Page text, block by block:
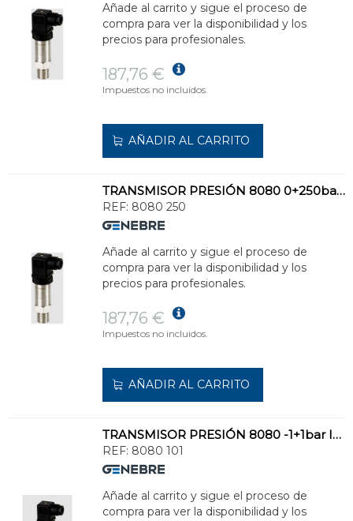
Añade al carrito y sigue el proceso de
compra para ver la disponibilidad y los
precios para profesionales.
187,76 €
Impuestos no incluidos.
AÑADIR AL CARRITO
TRANSMISOR PRESIÓN 8080 0+250bar INOXIDABLE
REF: 8080 250
Añade al carrito y sigue el proceso de
compra para ver la disponibilidad y los
precios para profesionales.
187,76 €
Impuestos no incluidos.
AÑADIR AL CARRITO
TRANSMISOR PRESIÓN 8080 -1+1bar INOXIDABLE
REF: 8080 101
Añade al carrito y sigue el proceso de
compra para ver la disponibilidad y los